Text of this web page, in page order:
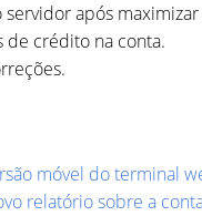
após
de crédito na conta.
móvel do terminal
relatório sobre a